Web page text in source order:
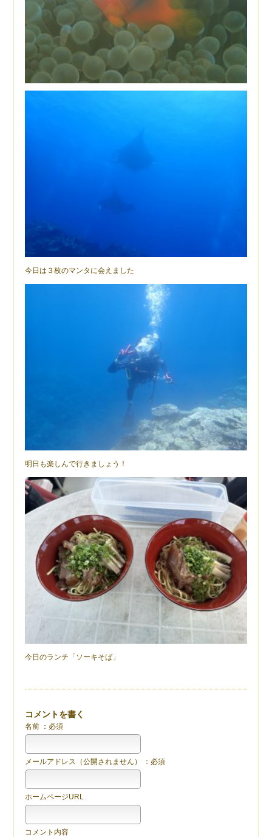
今日は３枚のマンタに会えました
明日も楽しんで行きましょう！
今日のランチ「ソーキそば」
コメントを書く
名前 ：必須
メールアドレス（公開されません） ：必須
ホームページURL
コメント内容